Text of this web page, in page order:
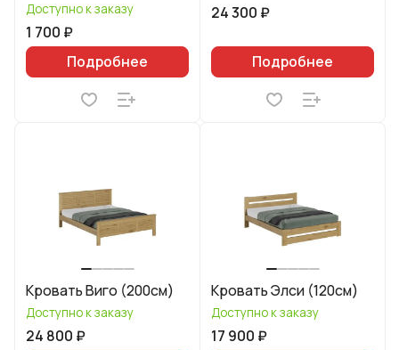
Доступно к заказу
1 700 ₽
Подробнее
24 300 ₽
Подробнее
Кровать Виго (200см)
Доступно к заказу
24 800 ₽
Кровать Элси (120см)
Доступно к заказу
17 900 ₽